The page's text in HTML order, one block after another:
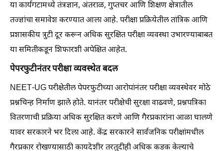
या कार्यगटामध्ये तंत्रज्ञान, अंतराळ, गुप्तचर आणि शिक्षण क्षेत्रातील
तज्ज्ञांचा समावेश करण्यात आला आहे. परीक्षा प्रक्रियेतील तांत्रिक आणि
प्रशासकीय त्रुटी दूर करून अधिक सुरक्षित परीक्षा व्यवस्था उभारण्याबाबत
या समितीकडून शिफारशी अपेक्षित आहेत.
पेपरफुटीनंतर परीक्षा व्यवस्थेत बदल
NEET-UG परीक्षेतील पेपरफुटीच्या आरोपांनंतर परीक्षा व्यवस्थेवर मोठे
प्रश्नचिन्ह निर्माण झाले होते. यानंतर परीक्षेची सुरक्षा वाढवणे, प्रश्नपत्रिका
वितरणाची प्रक्रिया अधिक सुरक्षित करणे आणि गैरप्रकारांना आळा घालणे
यावर सरकारने भर दिला आहे. केंद्र सरकारने सार्वजनिक परीक्षांमधील
गैरप्रकार रोखण्यासाठी कायदेशीर तरतुदीही अधिक कडक केल्याचे